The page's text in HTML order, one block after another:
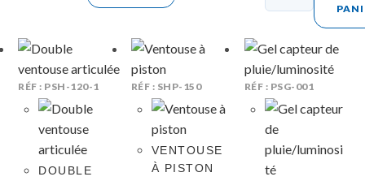
RÉF : PSH-120-1
DOUBLE
RÉF : SHP-150
VENTOUSE
À PISTON
RÉF : PSG-001